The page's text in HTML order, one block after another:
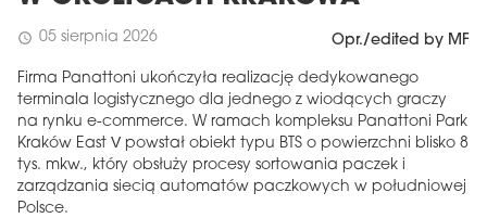
schedule 05 sierpnia 2026 Opr./edited by MF
Firma Panattoni ukończyła realizację dedykowanego
terminala logistycznego dla jednego z wiodących graczy
na rynku e-commerce. W ramach kompleksu Panattoni Park
Kraków East V powstał obiekt typu BTS o powierzchni blisko 8
tys. mkw., który obsłuży procesy sortowania paczek i
zarządzania siecią automatów paczkowych w południowej
Polsce.